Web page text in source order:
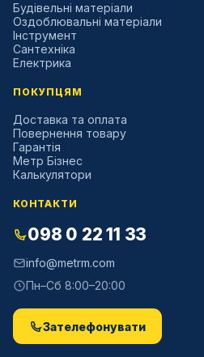
Будівельні матеріали
Оздоблювальні матеріали
Інструмент
Сантехніка
Електрика
ПОКУПЦЯМ
Доставка та оплата
Повернення товару
Гарантія
Метр Бізнес
Калькулятори
КОНТАКТИ
098 0 22 11 33
info@metrm.com
Пн–Сб 8:00–20:00
Зателефонувати